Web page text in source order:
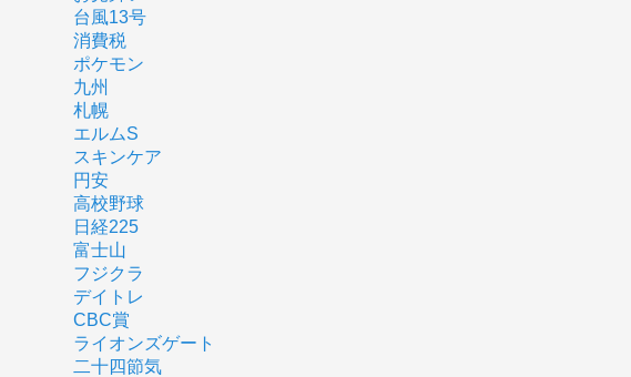
台風13号
消費税
ポケモン
九州
札幌
エルムS
スキンケア
円安
高校野球
日経225
富士山
フジクラ
デイトレ
CBC賞
ライオンズゲート
二十四節気